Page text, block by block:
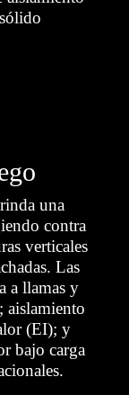
una
contra
verticales
Las
a llamas y
aislamiento
(EI); y
bajo carga